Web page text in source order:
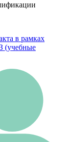
в рамках
(учебные